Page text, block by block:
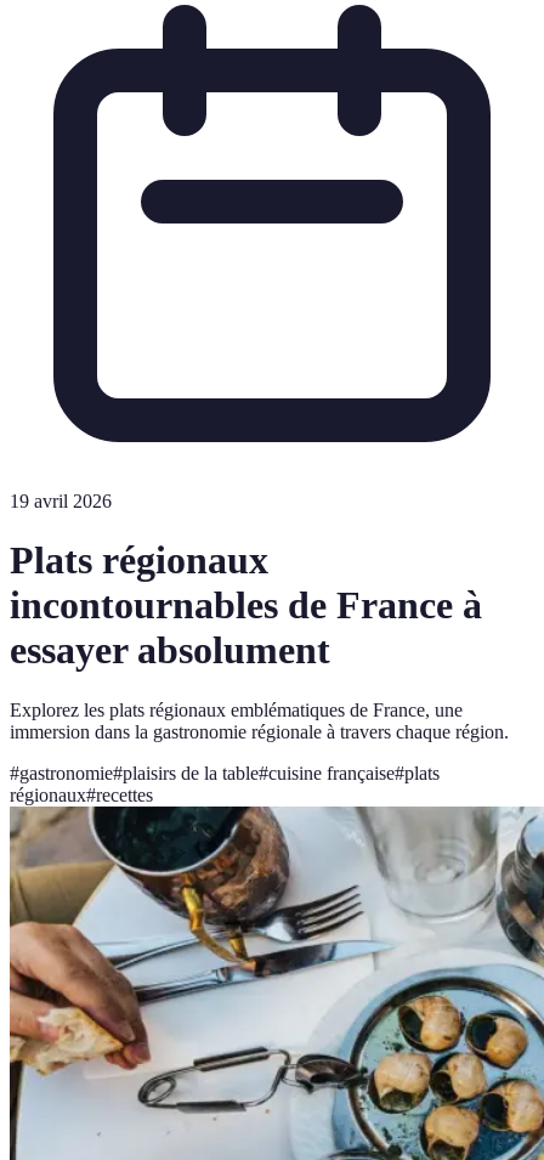
19 avril 2026
Plats régionaux
incontournables de France à
essayer absolument
Explorez les plats régionaux emblématiques de France, une
immersion dans la gastronomie régionale à travers chaque région.
#gastronomie#plaisirs de la table#cuisine française#plats
régionaux#recettes